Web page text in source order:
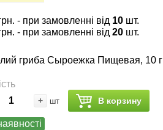
- при замовленні від 10шт.
- при замовленні від 20шт.
гриба Сыроежка Пищевая, 10 г
+ шт В корзину